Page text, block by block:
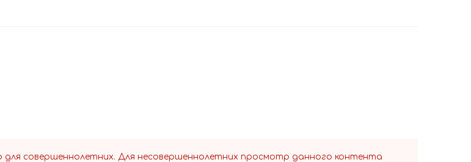
совершеннолетних. Для несовершеннолетних просмотр данного контента